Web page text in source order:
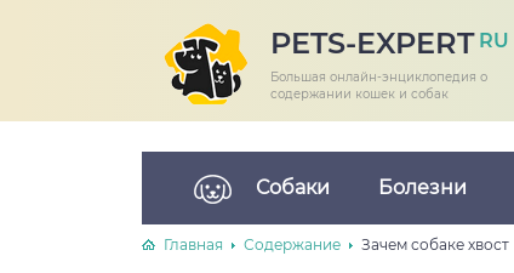
PETS-EXPERT RU
Большая онлайн-энциклопедия о
содержании кошек и собак
Собаки Болезни
Главная Содержание Зачем собаке хвост